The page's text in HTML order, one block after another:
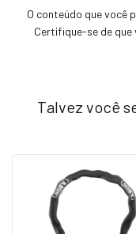
O conteúdo que você
Certifique-se de
Talvez você